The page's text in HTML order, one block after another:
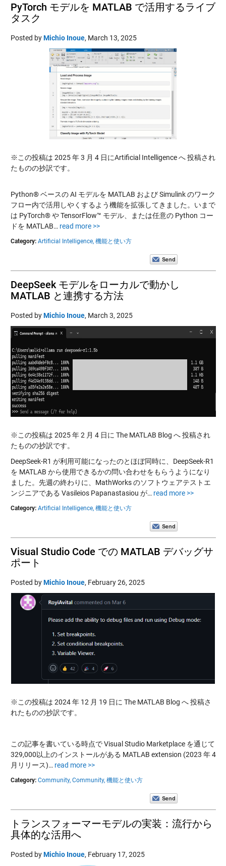
PyTorch モデルを MATLAB で活用するライブ
タスク
Posted byMichio Inoue, March 13, 2025
※この投稿は 2025 年 3 月 4 日にArtificial Intelligence へ 投稿され
たものの抄訳です。
Python® ベースの AI モデルを MATLAB および Simulink のワーク
フロー内で活用しやくするよう機能を拡張してきました。いまで
は PyTorch® や TensorFlow™ モデル、または任意の Python コー
ドを MATLAB… read more >>
Category: Artificial Intelligence, 機能と使い方
DeepSeek モデルをローカルで動かし
MATLAB と連携する方法
Posted byMichio Inoue, March 3, 2025
※この投稿は 2025 年 2 月 4 日に The MATLAB Blog へ 投稿され
たものの抄訳です。
DeepSeek-R1 が利用可能になったのとほぼ同時に、DeepSeek-R1
を MATLAB から使用できるかの問い合わせをもらうようになり
ました。先週の終わりに、MathWorks のソフトウェアテストエ
ンジニアである Vasileios Papanastasiou が… read more >>
Category: Artificial Intelligence, 機能と使い方
Visual Studio Code での MATLAB デバッグサ
ポート
Posted byMichio Inoue, February 26, 2025
※この投稿は 2024 年 12 月 19 日に The MATLAB Blog へ 投稿さ
れたものの抄訳です。
この記事を書いている時点で Visual Studio Marketplace を通じて
329,000以上のインストールがある MATLAB extension (2023 年 4
月リリース)… read more >>
Category: Community, Community, 機能と使い方
トランスフォーマーモデルの実装：流行から
具体的な活用へ
Posted byMichio Inoue, February 17, 2025